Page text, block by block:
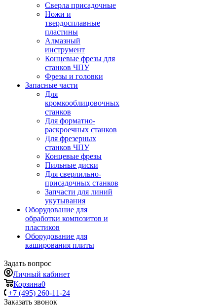
Сверла присадочные
Ножи и
твердосплавные
пластины
Алмазный
инструмент
Концевые фрезы для
станков ЧПУ
Фрезы и головки
Запасные части
Для
кромкооблицовочных
станков
Для форматно-
раскроечных станков
Для фрезерных
станков ЧПУ
Концевые фрезы
Пильные диски
Для сверлильно-
присадочных станков
Запчасти для линий
укутывания
Оборудование для
обработки композитов и
пластиков
Оборудование для
каширования плиты
Задать вопрос
Личный кабинет
Корзина0
+7 (495) 260-11-24
Заказать звонок